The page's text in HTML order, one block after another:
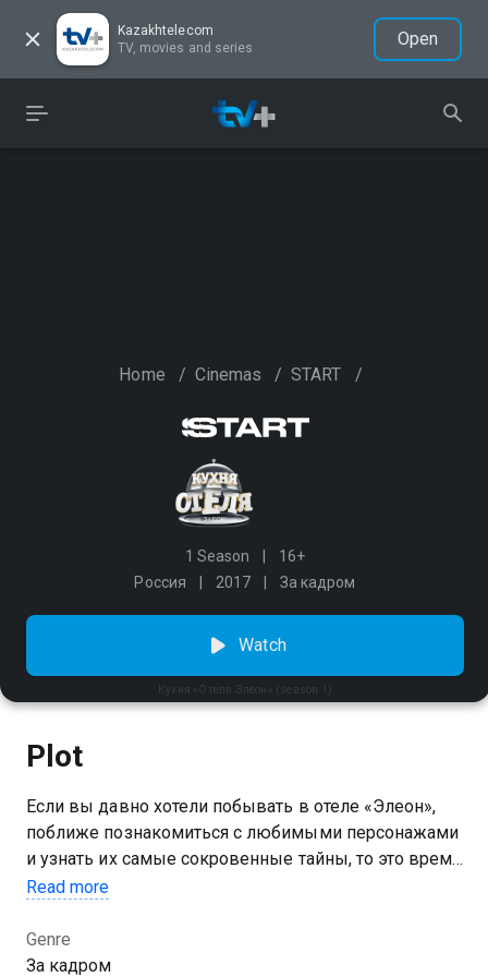
Kazakhtelecom
TV, movies and series
Open
Home / Cinemas / START /
1 Season
16+
Россия
2017 За кадром
Кухня «Отеля Элеон» (season 1)
Watch
Plot
Если вы давно хотели побывать в отеле «Элеон»,
поближе познакомиться с любимыми персонажами
и узнать их самые сокровенные тайны, то это время
пришло. Смотреть сериал «Кухня «Отеля Элеон»»
подарок от видеосервиса START для всех фанатов
сериалов «Кухня» и «Отель Элеон»: сборник
Read more
Genre
За кадром